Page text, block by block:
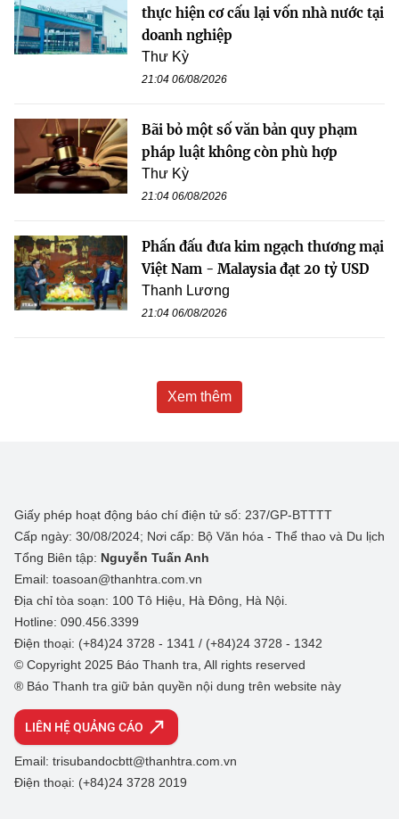
thực hiện cơ cấu lại vốn nhà nước tại
doanh nghiệp
Thư Kỳ
21:04 06/08/2026
Bãi bỏ một số văn bản quy phạm
pháp luật không còn phù hợp
Thư Kỳ
21:04 06/08/2026
Phấn đấu đưa kim ngạch thương mại
Việt Nam - Malaysia đạt 20 tỷ USD
Thanh Lương
21:04 06/08/2026
Xem thêm
Giấy phép hoạt động báo chí điện tử số: 237/GP-BTTTT
Cấp ngày: 30/08/2024; Nơi cấp: Bộ Văn hóa - Thể thao và Du lịch
Tổng Biên tập: Nguyễn Tuấn Anh
Email: toasoan@thanhtra.com.vn
Địa chỉ tòa soạn: 100 Tô Hiệu, Hà Đông, Hà Nội.
Hotline: 090.456.3399
Điện thoại: (+84)24 3728 - 1341 / (+84)24 3728 - 1342
© Copyright 2025 Báo Thanh tra, All rights reserved
® Báo Thanh tra giữ bản quyền nội dung trên website này
LIÊN HỆ QUẢNG CÁO
Email: trisubandocbtt@thanhtra.com.vn
Điện thoại: (+84)24 3728 2019